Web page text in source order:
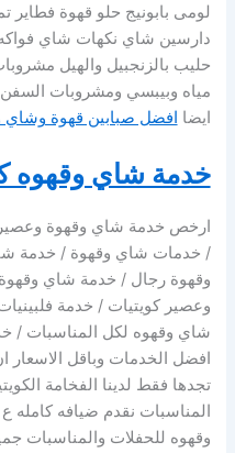
لومى بابونيج حلو قهوة
دارسين شاي نكهات شاي
حليب بالزنجبيل والهيل
مياه وبيبسي ومشروبات السفن
ايضا افضل صبابين قهوة وشاي
خدمة شاي وقهوه
ارخص خدمة شاي وقهوة
/ خدمات شاي وقهوة / خدمة
وقهوة رجال / خدمة شاي
وعصير كويتيات / خدمة
شاي وقهوه لكل المناسبات /
افضل الخدمات وباقل
تجدها فقط لدينا الفخامة
المناسبات نقدم ضيافه
وقهوه للحفلات والمناسبات